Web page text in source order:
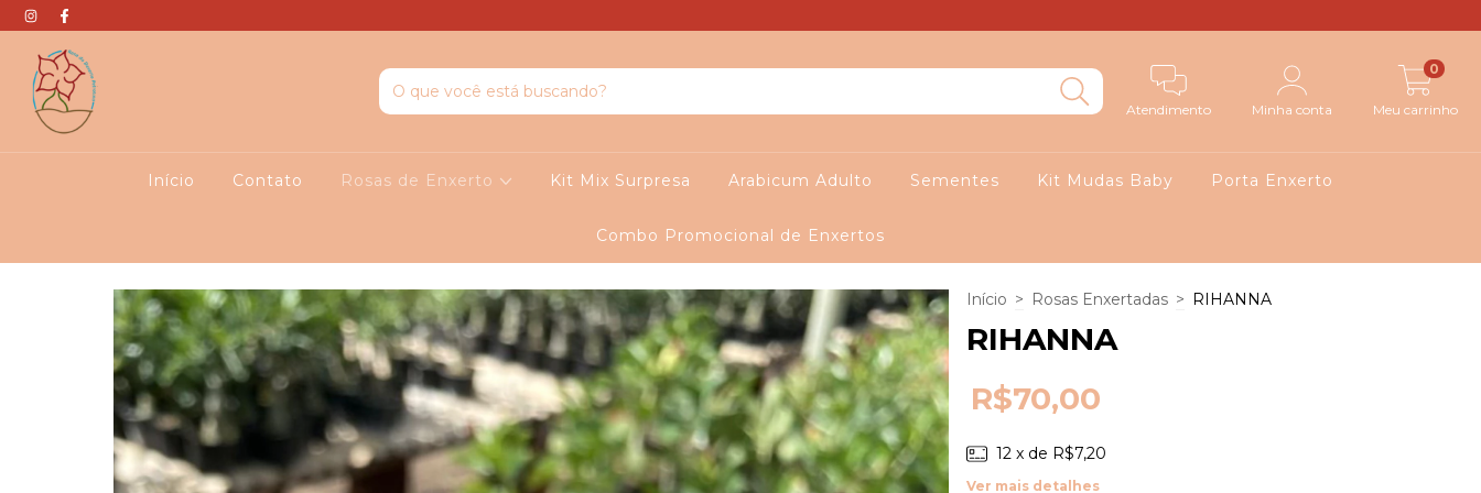
Atendimento Minha conta Meu carrinho
0
Início Contato Rosas de Enxerto Kit Mix Surpresa Arabicum Adulto Sementes Kit Mudas Baby Porta Enxerto
Combo Promocional de Enxertos
Início > Rosas Enxertadas > RIHANNA
RIHANNA
R$70,00
12 x de R$7,20
Ver mais detalhes